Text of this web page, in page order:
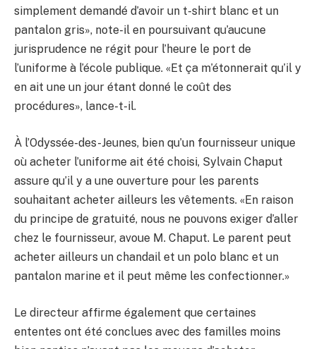
simplement demandé d’avoir un t-shirt blanc et un
pantalon gris», note-il en poursuivant qu’aucune
jurisprudence ne régit pour l’heure le port de
l’uniforme à l’école publique. «Et ça m’étonnerait qu’il y
en ait une un jour étant donné le coût des
procédures», lance-t-il.
À l’Odyssée-des-Jeunes, bien qu’un fournisseur unique
où acheter l’uniforme ait été choisi, Sylvain Chaput
assure qu’il y a une ouverture pour les parents
souhaitant acheter ailleurs les vêtements. «En raison
du principe de gratuité, nous ne pouvons exiger d’aller
chez le fournisseur, avoue M. Chaput. Le parent peut
acheter ailleurs un chandail et un polo blanc et un
pantalon marine et il peut même les confectionner.»
Le directeur affirme également que certaines
ententes ont été conclues avec des familles moins